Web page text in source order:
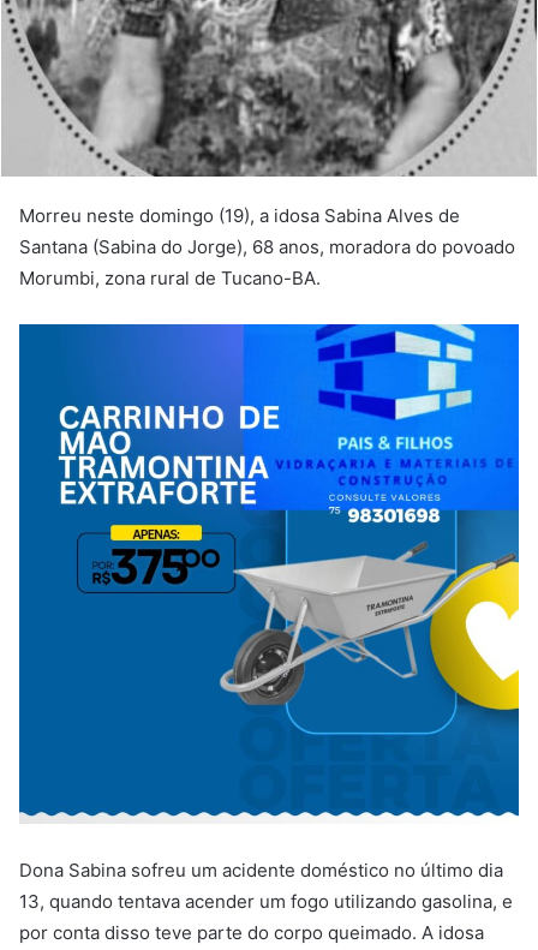
Morreu neste domingo (19), a idosa Sabina Alves de
Santana (Sabina do Jorge), 68 anos, moradora do povoado
Morumbi, zona rural de Tucano-BA.
Dona Sabina sofreu um acidente doméstico no último dia
13, quando tentava acender um fogo utilizando gasolina, e
por conta disso teve parte do corpo queimado. A idosa